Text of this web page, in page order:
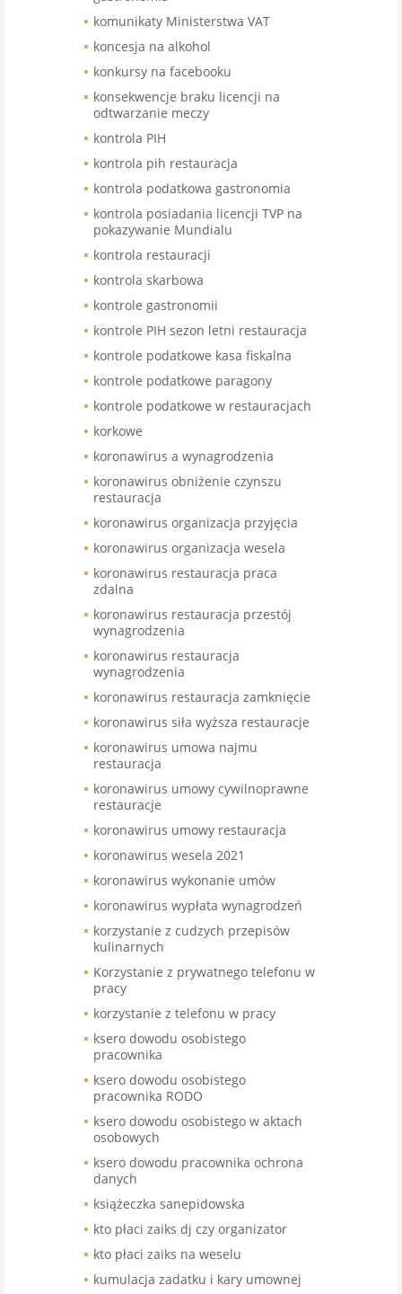
komunikaty Ministerstwa VAT
koncesja na alkohol
konkursy na facebooku
konsekwencje braku licencji na
odtwarzanie meczy
kontrola PIH
kontrola pih restauracja
kontrola podatkowa gastronomia
kontrola posiadania licencji TVP na
pokazywanie Mundialu
kontrola restauracji
kontrola skarbowa
kontrole gastronomii
kontrole PIH sezon letni restauracja
kontrole podatkowe kasa fiskalna
kontrole podatkowe paragony
kontrole podatkowe w restauracjach
korkowe
koronawirus a wynagrodzenia
koronawirus obniżenie czynszu
restauracja
koronawirus organizacja przyjęcia
koronawirus organizacja wesela
koronawirus restauracja praca
zdalna
koronawirus restauracja przestój
wynagrodzenia
koronawirus restauracja
wynagrodzenia
koronawirus restauracja zamknięcie
koronawirus siła wyższa restauracje
koronawirus umowa najmu
restauracja
koronawirus umowy cywilnoprawne
restauracje
koronawirus umowy restauracja
koronawirus wesela 2021
koronawirus wykonanie umów
koronawirus wypłata wynagrodzeń
korzystanie z cudzych przepisów
kulinarnych
Korzystanie z prywatnego telefonu w
pracy
korzystanie z telefonu w pracy
ksero dowodu osobistego
pracownika
ksero dowodu osobistego
pracownika RODO
ksero dowodu osobistego w aktach
osobowych
ksero dowodu pracownika ochrona
danych
książeczka sanepidowska
kto płaci zaiks dj czy organizator
kto płaci zaiks na weselu
kumulacja zadatku i kary umownej